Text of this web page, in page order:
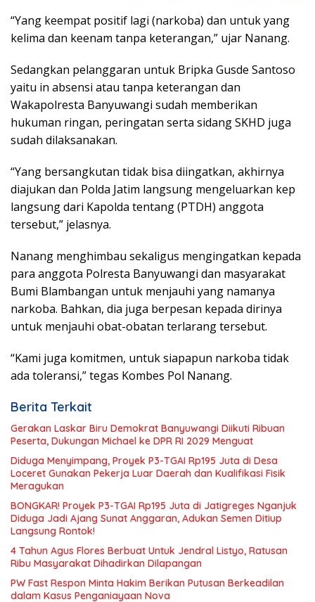
“Yang keempat positif lagi (narkoba) dan untuk yang
kelima dan keenam tanpa keterangan,” ujar Nanang.
Sedangkan pelanggaran untuk Bripka Gusde Santoso
yaitu in absensi atau tanpa keterangan dan
Wakapolresta Banyuwangi sudah memberikan
hukuman ringan, peringatan serta sidang SKHD juga
sudah dilaksanakan.
“Yang bersangkutan tidak bisa diingatkan, akhirnya
diajukan dan Polda Jatim langsung mengeluarkan kep
langsung dari Kapolda tentang (PTDH) anggota
tersebut,” jelasnya.
Nanang menghimbau sekaligus mengingatkan kepada
para anggota Polresta Banyuwangi dan masyarakat
Bumi Blambangan untuk menjauhi yang namanya
narkoba. Bahkan, dia juga berpesan kepada dirinya
untuk menjauhi obat-obatan terlarang tersebut.
“Kami juga komitmen, untuk siapapun narkoba tidak
ada toleransi,” tegas Kombes Pol Nanang.
Berita Terkait
Gerakan Laskar Biru Demokrat Banyuwangi Diikuti Ribuan
Peserta, Dukungan Michael ke DPR RI 2029 Menguat
Diduga Menyimpang, Proyek P3-TGAI Rp195 Juta di Desa
Loceret Gunakan Pekerja Luar Daerah dan Kualifikasi Fisik
Meragukan
BONGKAR! Proyek P3-TGAI Rp195 Juta di Jatigreges Nganjuk
Diduga Jadi Ajang Sunat Anggaran, Adukan Semen Ditiup
Langsung Rontok!
4 Tahun Agus Flores Berbuat Untuk Jendral Listyo, Ratusan
Ribu Masyarakat Dihadirkan Dilapangan
PW Fast Respon Minta Hakim Berikan Putusan Berkeadilan
dalam Kasus Penganiayaan Nova